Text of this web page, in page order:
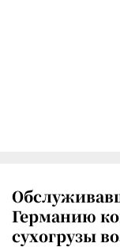
Германию
сухогрузы